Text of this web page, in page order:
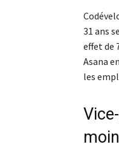
31 ans
effet de
Asana
les